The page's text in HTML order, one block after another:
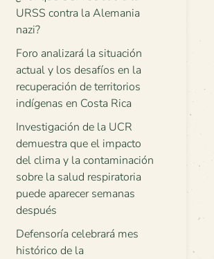
URSS contra la Alemania
nazi?
Foro analizará la situación
actual y los desafíos en la
recuperación de territorios
indígenas en Costa Rica
Investigación de la UCR
demuestra que el impacto
del clima y la contaminación
sobre la salud respiratoria
puede aparecer semanas
después
Defensoría celebrará mes
histórico de la